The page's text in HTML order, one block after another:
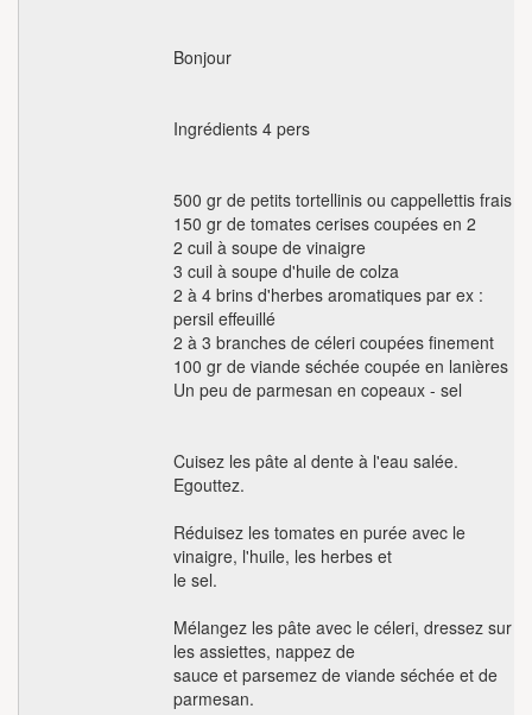
Bonjour
Ingrédients 4 pers
500 gr de petits tortellinis ou cappellettis frais
150 gr de tomates cerises coupées en 2
2 cuil à soupe de vinaigre
3 cuil à soupe d'huile de colza
2 à 4 brins d'herbes aromatiques par ex :
persil effeuillé
2 à 3 branches de céleri coupées finement
100 gr de viande séchée coupée en lanières
Un peu de parmesan en copeaux - sel
Cuisez les pâte al dente à l'eau salée.
Egouttez.
Réduisez les tomates en purée avec le
vinaigre, l'huile, les herbes et
le sel.
Mélangez les pâte avec le céleri, dressez sur
les assiettes, nappez de
sauce et parsemez de viande séchée et de
parmesan.